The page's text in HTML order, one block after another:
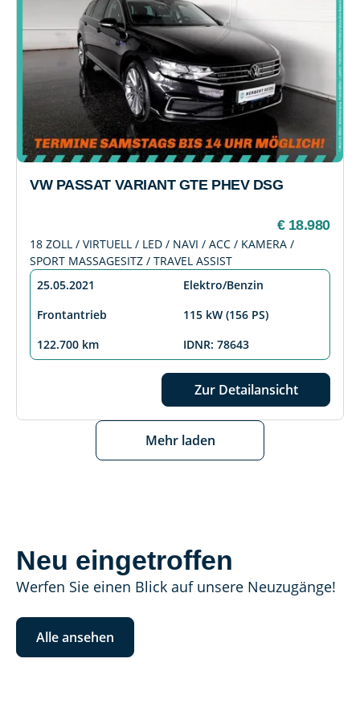
VW PASSAT VARIANT GTE PHEV DSG
€ 18.980
18 ZOLL / VIRTUELL / LED / NAVI / ACC / KAMERA /
SPORT MASSAGESITZ / TRAVEL ASSIST
25.05.2021
Elektro/Benzin
Frontantrieb
115 kW (156 PS)
122.700 km
IDNR: 78643
Zur Detailansicht
Mehr laden
Neu eingetroffen
Werfen Sie einen Blick auf unsere Neuzugänge!
Alle ansehen